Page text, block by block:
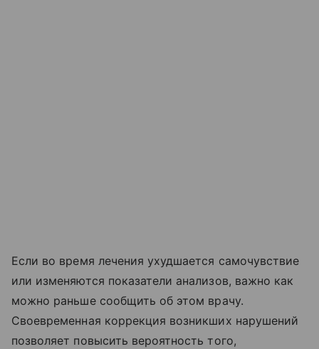
Если во время лечения ухудшается самочувствие
или изменяются показатели анализов, важно как
можно раньше сообщить об этом врачу.
Своевременная коррекция возникших нарушений
позволяет повысить вероятность того,